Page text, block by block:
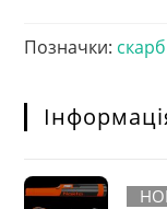
Позначки: скарб